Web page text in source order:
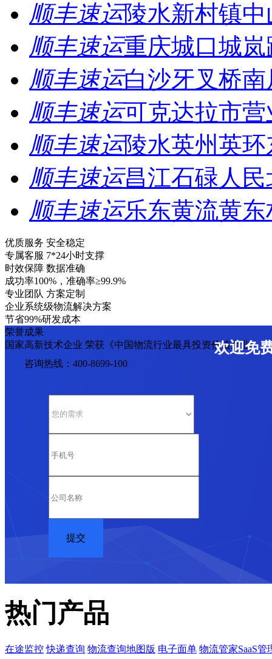
顺丰速运陵水新村镇
顺丰速运重庆城口城
顺丰速运白沙牙叉桥
顺丰速运可克达拉市营
顺丰速运陵水英州英
顺丰速运昌江石碌人
顺丰速运乐东黄流黄
优质服务 安全稳定
专属客服 7*24小时支撑
时效保障 数据准确
成功率100%，准确率≥99.9%
专业团队 方案定制
企业系统级物流解决方案
节省99%研发成本
荣誉成果
国家高新技术企业 荣获《中国物流行业最具投资价值企业》
欢迎免
咨询热线：400-8699-100
热门产品
在途监控 快递查询 物流查询地图版 电子面单 物流管家SaaS管